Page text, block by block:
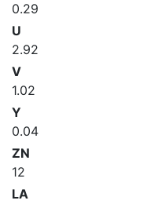
0.29
U
2.92
V
1.02
Y
0.04
ZN
12
LA